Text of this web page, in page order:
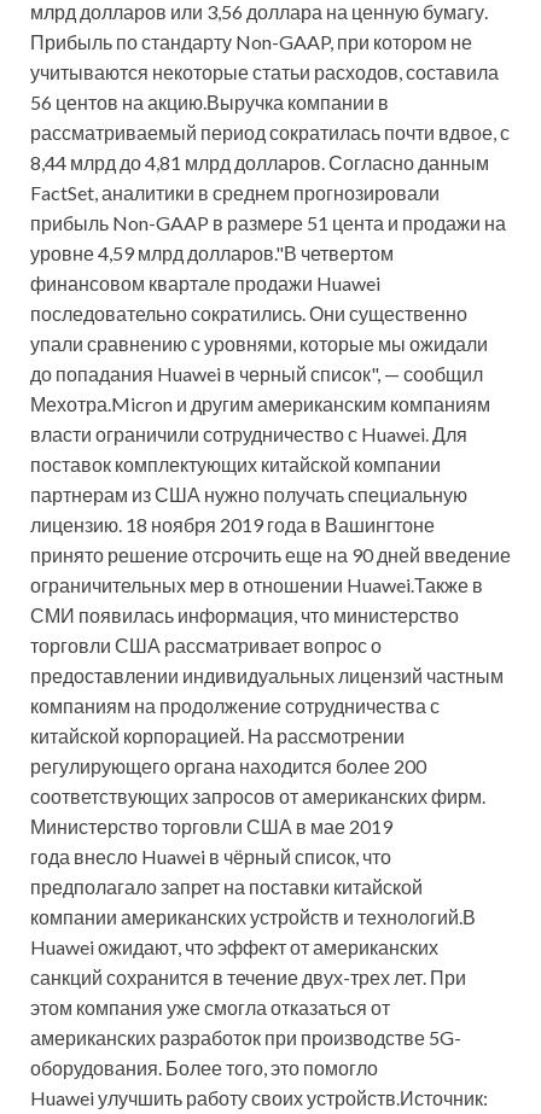
млрд долларов или 3,56 доллара на ценную бумагу.
Прибыль по стандарту Non-GAAP, при котором не
учитываются некоторые статьи расходов, составила
56 центов на акцию.Выручка компании в
рассматриваемый период сократилась почти вдвое, с
8,44 млрд до 4,81 млрд долларов. Согласно данным
FactSet, аналитики в среднем прогнозировали
прибыль Non-GAAP в размере 51 цента и продажи на
уровне 4,59 млрд долларов."В четвертом
финансовом квартале продажи Huawei
последовательно сократились. Они существенно
упали сравнению с уровнями, которые мы ожидали
до попадания Huawei в черный список", — сообщил
Мехотра.Micron и другим американским компаниям
власти ограничили сотрудничество с Huawei. Для
поставок комплектующих китайской компании
партнерам из США нужно получать специальную
лицензию. 18 ноября 2019 года в Вашингтоне
принято решение отсрочить еще на 90 дней введение
ограничительных мер в отношении Huawei.Также в
СМИ появилась информация, что министерство
торговли США рассматривает вопрос о
предоставлении индивидуальных лицензий частным
компаниям на продолжение сотрудничества с
китайской корпорацией. На рассмотрении
регулирующего органа находится более 200
соответствующих запросов от американских фирм.
Министерство торговли США в мае 2019
года внесло Huawei в чёрный список, что
предполагало запрет на поставки китайской
компании американских устройств и технологий.В
Huawei ожидают, что эффект от американских
санкций сохранится в течение двух-трех лет. При
этом компания уже смогла отказаться от
американских разработок при производстве 5G-
оборудования. Более того, это помогло
Huawei улучшить работу своих устройств.Источник: